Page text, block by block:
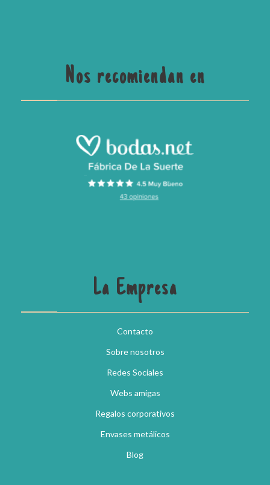
Nos recomiendan en
La Empresa
Contacto
Sobre nosotros
Redes Sociales
Webs amigas
Regalos corporativos
Envases metálicos
Blog